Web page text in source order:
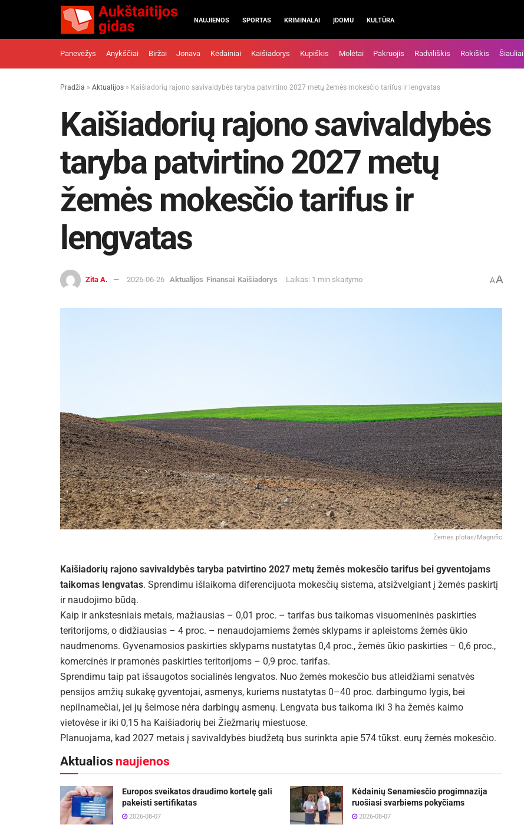
NAUJIENOS SPORTAS KRIMINALAI ĮDOMU KULTŪRA
Panevėžys Anykščiai Biržai Jonava Kėdainiai Kaišiadorys Kupiškis Molėtai Pakruojis Radviliškis Rokiškis Šiauliai
Pradžia » Aktualijos » Kaišiadorių rajono savivaldybės taryba patvirtino 2027 metų žemės mokesčio tarifus ir lengvatas
Kaišiadorių rajono savivaldybės
taryba patvirtino 2027 metų
žemės mokesčio tarifus ir
lengvatas
Zita A. 2026-06-26 Aktualijos Finansai Kaišiadorys Laikas: 1 min skaitymo AA
Žemės plotas/Magnific
Kaišiadorių rajono savivaldybės taryba patvirtino 2027 metų žemės mokesčio tarifus bei gyventojams
taikomas lengvatas. Sprendimu išlaikoma diferencijuota mokesčių sistema, atsižvelgiant į žemės paskirtį
ir naudojimo būdą.
Kaip ir ankstesniais metais, mažiausias – 0,01 proc. – tarifas bus taikomas visuomeninės paskirties
teritorijoms, o didžiausias – 4 proc. – nenaudojamiems žemės sklypams ir apleistoms žemės ūkio
naudmenoms. Gyvenamosios paskirties sklypams nustatytas 0,4 proc., žemės ūkio paskirties – 0,6 proc.,
komercinės ir pramonės paskirties teritorijoms – 0,9 proc. tarifas.
Sprendimu taip pat išsaugotos socialinės lengvatos. Nuo žemės mokesčio bus atleidžiami senatvės
pensijos amžių sukakę gyventojai, asmenys, kuriems nustatytas 0–40 proc. darbingumo lygis, bei
nepilnamečiai, jei jų šeimose nėra darbingų asmenų. Lengvata bus taikoma iki 3 ha žemės kaimo
vietovėse ir iki 0,15 ha Kaišiadorių bei Žiežmarių miestuose.
Planuojama, kad 2027 metais į savivaldybės biudžetą bus surinkta apie 574 tūkst. eurų žemės mokesčio.
Aktualios naujienos
Europos sveikatos draudimo kortelę gali
pakeisti sertifikatas
2026-08-07
Kėdainių Senamiesčio progimnazija
ruošiasi svarbiems pokyčiams
2026-08-07